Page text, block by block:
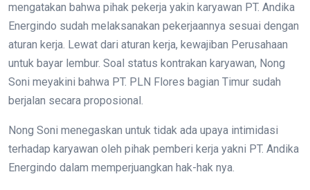
mengatakan bahwa pihak pekerja yakin karyawan PT. Andika
Energindo sudah melaksanakan pekerjaannya sesuai dengan
aturan kerja. Lewat dari aturan kerja, kewajiban Perusahaan
untuk bayar lembur. Soal status kontrakan karyawan, Nong
Soni meyakini bahwa PT. PLN Flores bagian Timur sudah
berjalan secara proposional.
Nong Soni menegaskan untuk tidak ada upaya intimidasi
terhadap karyawan oleh pihak pemberi kerja yakni PT. Andika
Energindo dalam memperjuangkan hak-hak nya.